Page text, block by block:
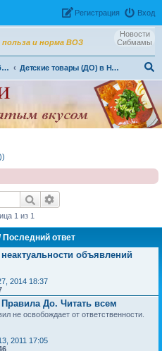
Вход
Рeгиcтpaция
Новости
Сибмамы
и норма ВОЗ
Новосибирская Доска объявлений
Детские товары (ДО) в Новосибирске
ск
1 из 1
ответ
объявлений
2014 18:37
До. Читать всем
не освобождает от ответственности.
2011 17:05